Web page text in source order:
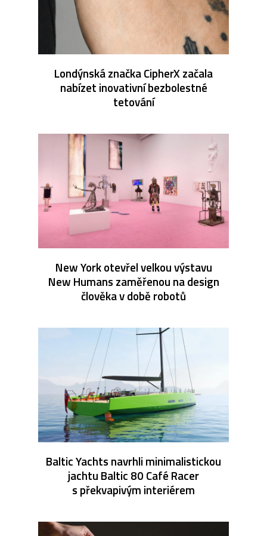
Londýnská značka CipherX začala
nabízet inovativní bezbolestné
tetování
New York otevřel velkou výstavu
New Humans zaměřenou na design
člověka v době robotů
Baltic Yachts navrhli minimalistickou
jachtu Baltic 80 Café Racer
s překvapivým interiérem